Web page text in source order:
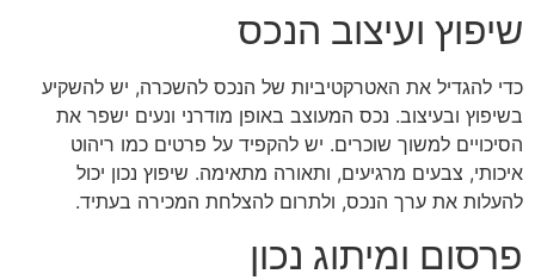
שיפוץ ועיצוב הנכס
כדי להגדיל את האטרקטיביות של הנכס להשכרה, יש להשקיע
בשיפוץ ובעיצוב. נכס המעוצב באופן מודרני ונעים ישפר את
הסיכויים למשוך שוכרים. יש להקפיד על פרטים כמו ריהוט
איכותי, צבעים מרגיעים, ותאורה מתאימה. שיפוץ נכון יכול
להעלות את ערך הנכס, ולתרום להצלחת המכירה בעתיד.
פרסום ומיתוג נכון